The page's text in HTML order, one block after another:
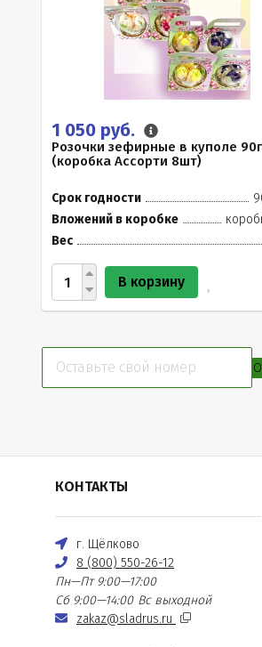
1 050 руб.
Розочки зефирные в куполе
(коробка Ассорти 8шт)
Срок годности
Вложений в коробке
Вес
В корзину
КОНТАКТЫ
г. Щёлково
8 (800) 550-26-12
Пн—Пт 9:00—17:00
Сб 9:00—14:00 Вс выходной
zakaz@sladrus.ru